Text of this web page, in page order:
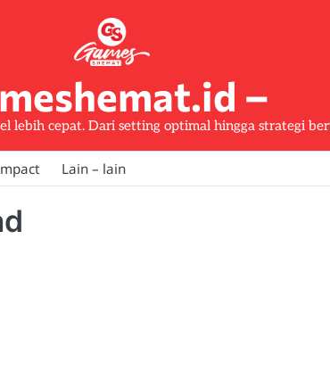
–
cepat. Dari setting optimal hingga strategi
Lain – lain